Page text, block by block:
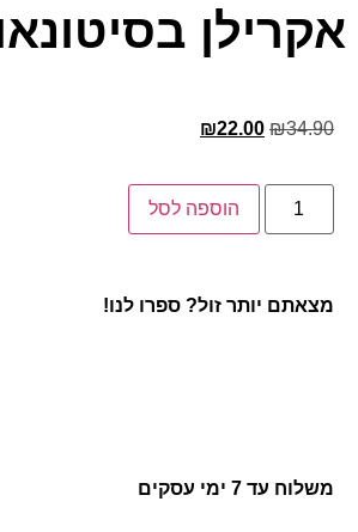
אקרילן
₪34.90
₪22.00
הוספה לסל
מצאתם יותר זול? ספרו לנו!
משלוח עד 7 ימי עסקים